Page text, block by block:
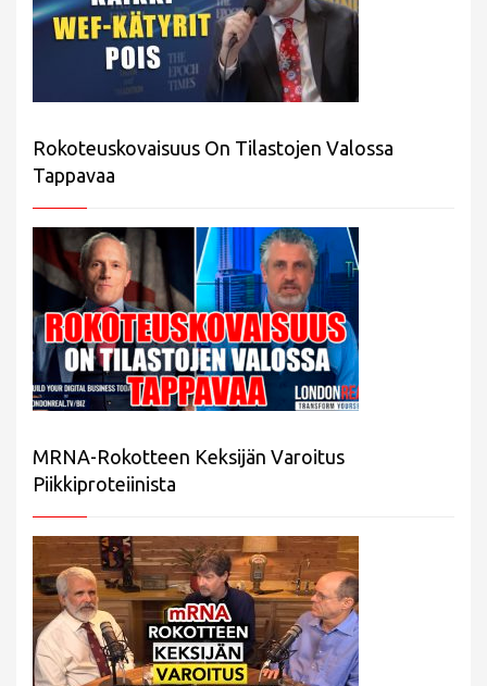
Rokoteuskovaisuus On Tilastojen Valossa
Tappavaa
MRNA-Rokotteen Keksijän Varoitus
Piikkiproteiinista